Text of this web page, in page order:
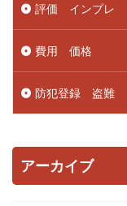
評価 インプレ
費用 価格
防犯登録 盗難
アーカイブ